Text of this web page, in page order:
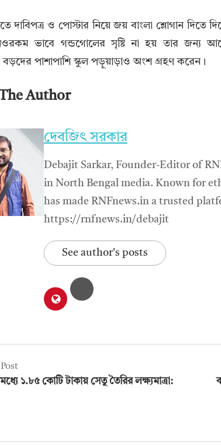
দাবিপত্র ও পোস্টার নিয়ে জয় বাংলা শ্লোগান দিতে
ভাবে গন্ডগোলের সৃষ্টি না হয় তার জন্য
পাশাপাশি স্কুল পড়ুয়াড়াও অংশ গ্রহণ করেন।
Author
দেবজিৎ সরকার
Debajit Sarkar, Founder-Editor of
in North Bengal media. Known for
has made RNFnews.in a trusted
https://rnfnews.in/debajit
See author's posts
১.৮৫ কোটি টাকায় সেতু তৈরির লক্ষ্যমাত্রা: